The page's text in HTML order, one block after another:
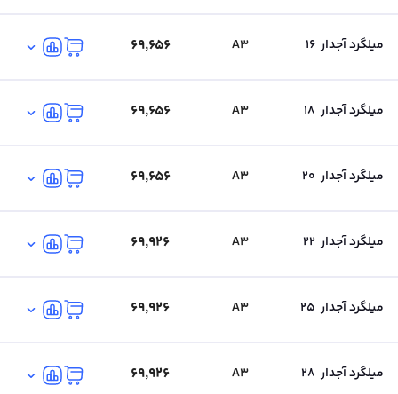
میلگرد آجدار 16
A3 ۶۹٬۶۵۶
میلگرد آجدار 18
A3 ۶۹٬۶۵۶
میلگرد آجدار 20
A3 ۶۹٬۶۵۶
میلگرد آجدار 22
A3 ۶۹٬۹۲۶
میلگرد آجدار 25
A3 ۶۹٬۹۲۶
میلگرد آجدار 28
A3 ۶۹٬۹۲۶